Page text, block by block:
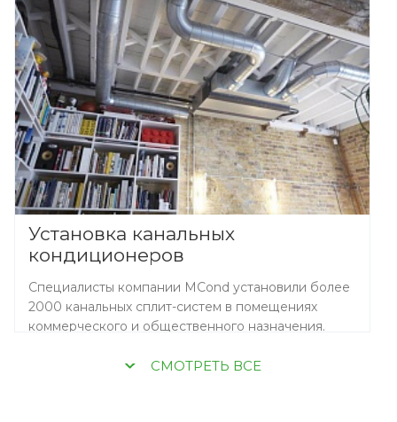
Установка канальных
кондиционеров
Специалисты компании MCond установили более
2000 канальных сплит-систем в помещениях
коммерческого и общественного назначения.
CМОТРЕТЬ ВСЕ